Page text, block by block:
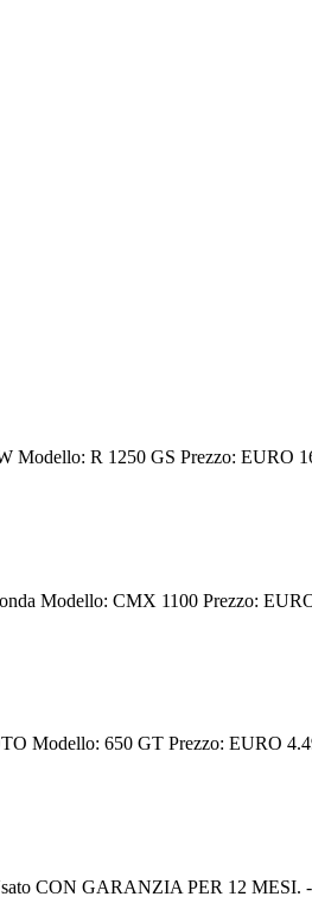
R 1250 GS Prezzo: EURO
Modello: CMX 1100 Prezzo:
Modello: 650 GT Prezzo: EURO
CON GARANZIA PER 12 MESI. -